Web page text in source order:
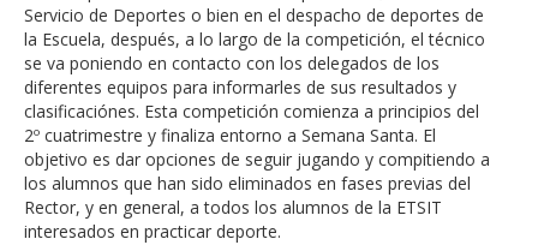
Servicio de Deportes o bien en el despacho de deportes de
la Escuela, después, a lo largo de la competición, el técnico
se va poniendo en contacto con los delegados de los
diferentes equipos para informarles de sus resultados y
clasificaciónes. Esta competición comienza a principios del
2º cuatrimestre y finaliza entorno a Semana Santa. El
objetivo es dar opciones de seguir jugando y compitiendo a
los alumnos que han sido eliminados en fases previas del
Rector, y en general, a todos los alumnos de la ETSIT
interesados en practicar deporte.